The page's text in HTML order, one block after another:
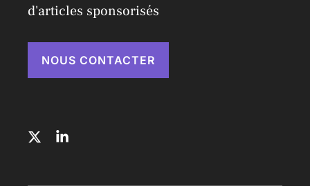
d'articles sponsorisés
NOUS CONTACTER